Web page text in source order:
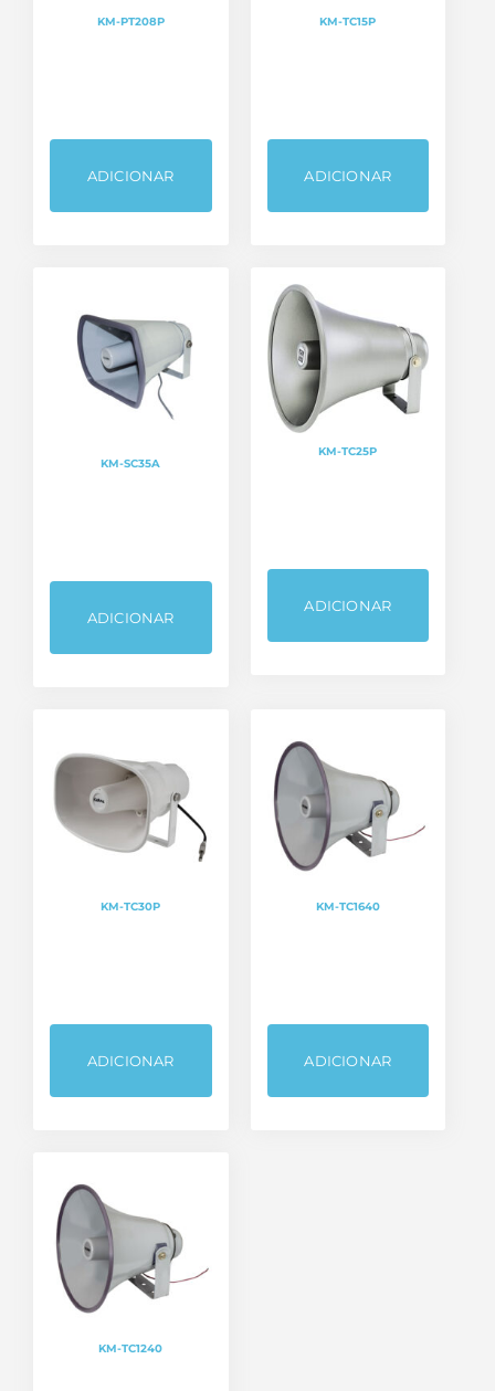
KM-PT208P
ADICIONAR
KM-TC15P
ADICIONAR
KM-SC35A
ADICIONAR
KM-TC25P
ADICIONAR
KM-TC30P
ADICIONAR
KM-TC1640
ADICIONAR
KM-TC1240